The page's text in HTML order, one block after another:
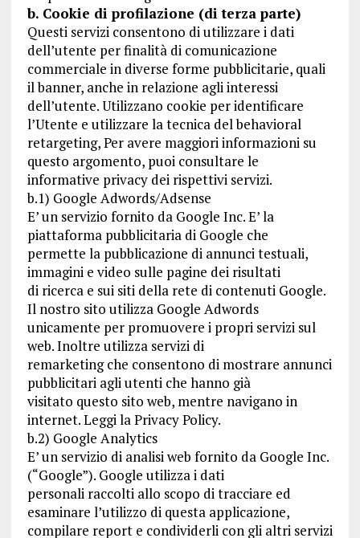
b. Cookie di profilazione (di terza parte)
Questi servizi consentono di utilizzare i dati
dell’utente per finalità di comunicazione
commerciale in diverse forme pubblicitarie, quali
il banner, anche in relazione agli interessi
dell’utente. Utilizzano cookie per identificare
l’Utente e utilizzare la tecnica del behavioral
retargeting, Per avere maggiori informazioni su
questo argomento, puoi consultare le
informative privacy dei rispettivi servizi.
b.1) Google Adwords/Adsense
E’ un servizio fornito da Google Inc. E’ la
piattaforma pubblicitaria di Google che
permette la pubblicazione di annunci testuali,
immagini e video sulle pagine dei risultati
di ricerca e sui siti della rete di contenuti Google.
Il nostro sito utilizza Google Adwords
unicamente per promuovere i propri servizi sul
web. Inoltre utilizza servizi di
remarketing che consentono di mostrare annunci
pubblicitari agli utenti che hanno già
visitato questo sito web, mentre navigano in
internet. Leggi la Privacy Policy.
b.2) Google Analytics
E’ un servizio di analisi web fornito da Google Inc.
(“Google”). Google utilizza i dati
personali raccolti allo scopo di tracciare ed
esaminare l’utilizzo di questa applicazione,
compilare report e condividerli con gli altri servizi